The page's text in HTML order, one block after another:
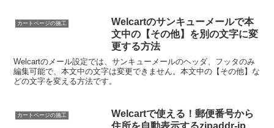
カートページの施工
Welcartのサンキューメールで本
文中の【その他】を別の文字に変
更する方法
Welcartのメール設定では、サンキューメールのヘッダ、フッタのみ
編集可能で、本文中の文字は変更できません。本文中の【その他】な
どの文字を変える方法です。
カートページの施工
Welcartで使える！郵便番号から
住所を自動表示するzipaddr-jp